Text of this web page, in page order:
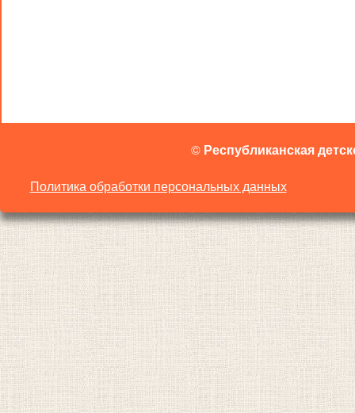
© Республиканская
Политика обработки персональных данных